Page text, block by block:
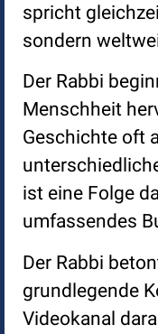
spricht
sondern
Der Rabbi
Menschheit
Geschichte oft
ist eine Folge
umfassendes
Der Rabbi
grundlegende
Videokanal